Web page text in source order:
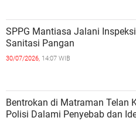
SPPG Mantiasa Jalani
Sanitasi Pangan
30/07/2026, 14:07 WIB
Bentrokan di Matraman Telan
Polisi Dalami Penyebab dan